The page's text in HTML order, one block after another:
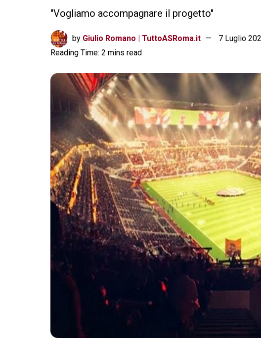
"Vogliamo accompagnare il progetto"
by Giulio Romano | TuttoASRoma.it 7 Luglio
Reading Time: 2 mins read